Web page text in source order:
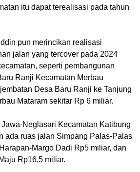
itu dapat terealisasi pada tahun
pun merincikan realisasi
jalan yang tercover pada 2024
seperti pembangunan
Ranji Kecamatan Merbau
Desa Baru Ranji ke Tanjung
Mataram sekitar Rp 6 miliar.
Neglasari Kecamatan Katibung
ada ruas jalan Simpang Palas-Palas
Margo Dadi Rp5 miliar, dan
Rp16,5 miliar.